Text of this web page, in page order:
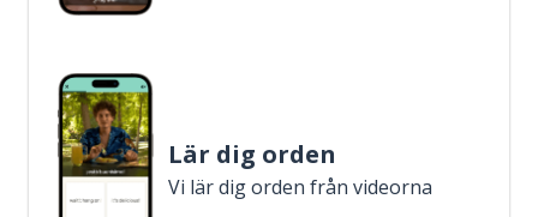
Lär dig orden
Vi lär dig orden från videorna